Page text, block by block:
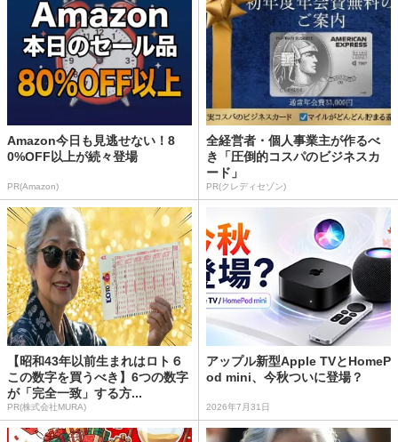
Amazon今日も見逃せない！8
0%OFF以上が続々登場
PR(Amazon)
全経営者・個人事業主が作るべ
き「圧倒的コスパのビジネスカ
ード」
PR(クレディセゾン)
【昭和43年以前生まれはロト６
この数字を買うべき】6つの数字
が「完全一致」する方...
PR(株式会社MURA)
アップル新型Apple TVとHomeP
od mini、今秋ついに登場？
2026年7月31日